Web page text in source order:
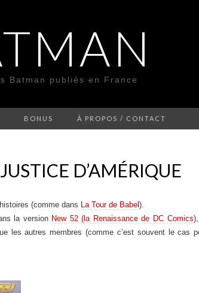
Batman publiés en France
BONUS À PROPOS / CONTACT
D’AMÉRIQUE
(comme dans La Tour de Babel ).
la version New 52 (la Renaissance de DC Comics)
les autres membres (comme c’est souvent le cas